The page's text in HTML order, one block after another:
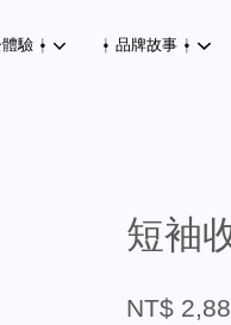
驗 ⍿ ⍿ 品牌故事 ⍿
短袖
NT$
是空的。